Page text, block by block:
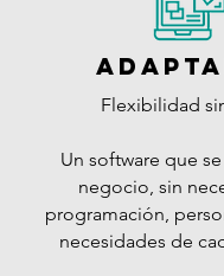
Flexibilidad
Un software que
negocio, sin
programación,
necesidades de